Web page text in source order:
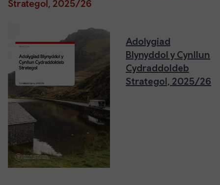
Strategol, 2025/26
Adolygiad
Blynyddol y Cynllun
Cydraddoldeb
Strategol, 2025/26